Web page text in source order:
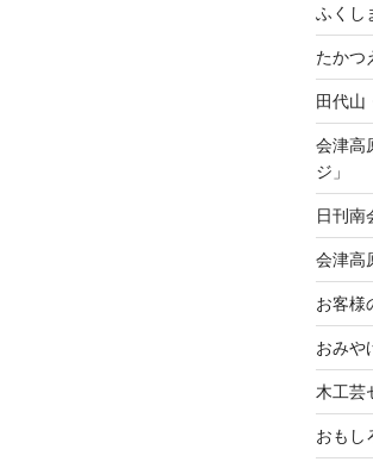
ふくし
たか
田代山
会津高
ジ」
日刊南
会津
お客様
おみや
木工芸
おもし